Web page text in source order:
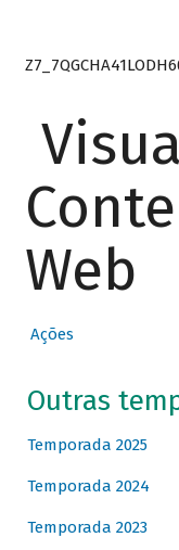
Web
Ações
Outras
Temporada 2025
Temporada 2024
Temporada 2023